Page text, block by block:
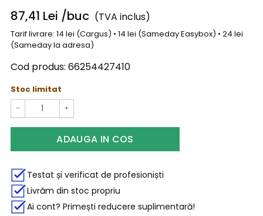
87,41 Lei /buc (TVA inclus)
Tarif livrare: 14 lei (Cargus) • 14 lei (Sameday Easybox) • 24 lei
(Sameday la adresa)
Cod produs: 66254427410
Stoc limitat
− +
ADAUGA IN COS
Testat și verificat de profesioniști
Livrăm din stoc propriu
Ai cont? Primești reducere suplimentară!